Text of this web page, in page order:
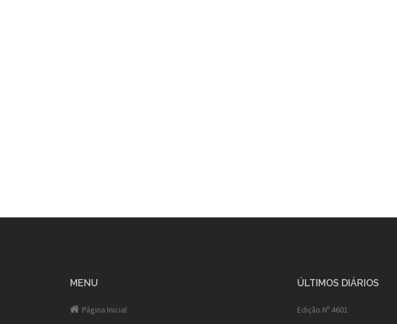
MENU
Página Inicial
ÚLTIMOS DIÁRIOS
Edição Nº 4601